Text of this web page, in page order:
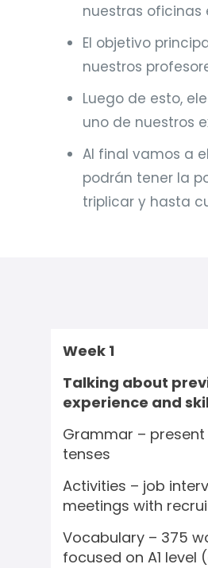
nuestras oficinas
El objetivo
nuestros
Luego de esto,
uno de nuestros
Al final vamos a
podrán tener la
triplicar y hasta
Week 1
Talking about
experience and
Grammar –
tenses
Activities – job
meetings with
Vocabulary – 375
focused on A1 level